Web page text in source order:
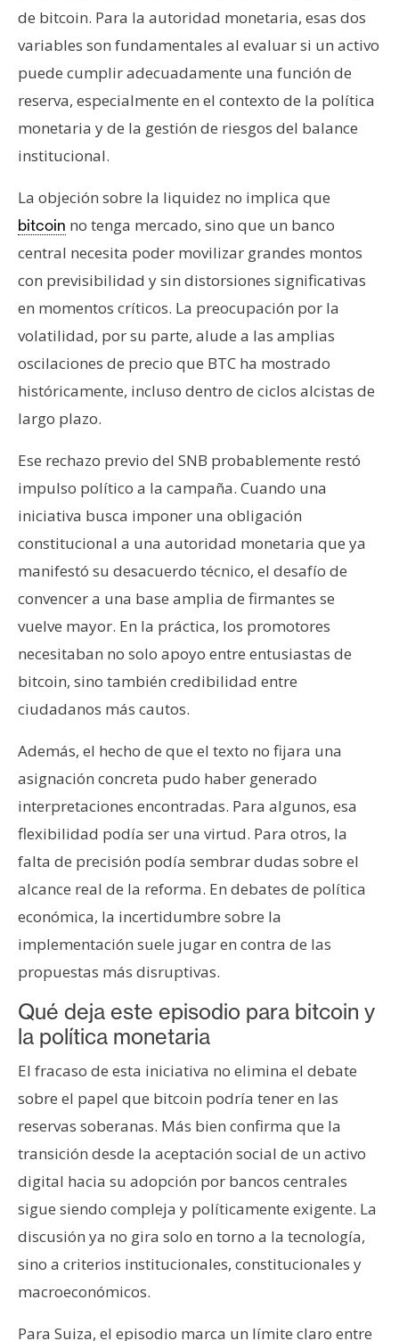
de bitcoin. Para la autoridad monetaria, esas dos
variables son fundamentales al evaluar si un activo
puede cumplir adecuadamente una función de
reserva, especialmente en el contexto de la política
monetaria y de la gestión de riesgos del balance
institucional.
La objeción sobre la liquidez no implica que
bitcoin no tenga mercado, sino que un banco
central necesita poder movilizar grandes montos
con previsibilidad y sin distorsiones significativas
en momentos críticos. La preocupación por la
volatilidad, por su parte, alude a las amplias
oscilaciones de precio que BTC ha mostrado
históricamente, incluso dentro de ciclos alcistas de
largo plazo.
Ese rechazo previo del SNB probablemente restó
impulso político a la campaña. Cuando una
iniciativa busca imponer una obligación
constitucional a una autoridad monetaria que ya
manifestó su desacuerdo técnico, el desafío de
convencer a una base amplia de firmantes se
vuelve mayor. En la práctica, los promotores
necesitaban no solo apoyo entre entusiastas de
bitcoin, sino también credibilidad entre
ciudadanos más cautos.
Además, el hecho de que el texto no fijara una
asignación concreta pudo haber generado
interpretaciones encontradas. Para algunos, esa
flexibilidad podía ser una virtud. Para otros, la
falta de precisión podía sembrar dudas sobre el
alcance real de la reforma. En debates de política
económica, la incertidumbre sobre la
implementación suele jugar en contra de las
propuestas más disruptivas.
Qué deja este episodio para bitcoin y
la política monetaria
El fracaso de esta iniciativa no elimina el debate
sobre el papel que bitcoin podría tener en las
reservas soberanas. Más bien confirma que la
transición desde la aceptación social de un activo
digital hacia su adopción por bancos centrales
sigue siendo compleja y políticamente exigente. La
discusión ya no gira solo en torno a la tecnología,
sino a criterios institucionales, constitucionales y
macroeconómicos.
Para Suiza, el episodio marca un límite claro entre